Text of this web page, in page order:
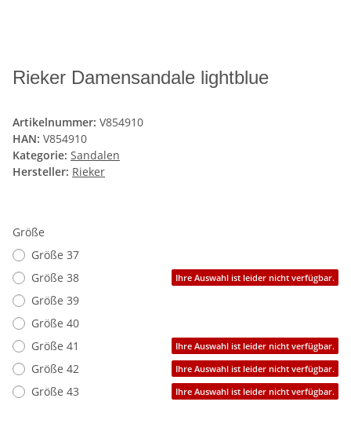
Rieker Damensandale lightblue
Artikelnummer: V854910
HAN: V854910
Kategorie: Sandalen
Hersteller: Rieker
Größe
Größe 37
Größe 38
Ihre Auswahl ist leider nicht verfügbar.
Größe 39
Größe 40
Größe 41
Ihre Auswahl ist leider nicht verfügbar.
Größe 42 Ihre Auswahl ist leider nicht verfügbar.
Größe 43 Ihre Auswahl ist leider nicht verfügbar.